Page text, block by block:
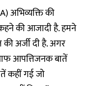
अभिव्यक्ति की
की आजादी है. हमने
अर्जी दी है. अगर
आपत्तिजनक बातें
कहीं गई जो